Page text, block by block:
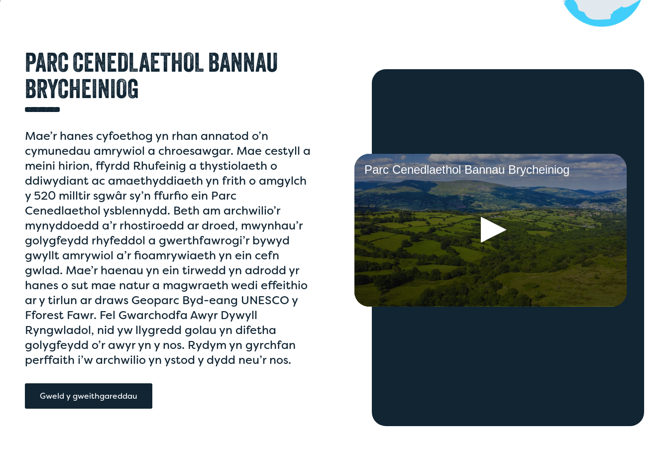
PARC CENEDLAETHOL BANNAU
BRYCHEINIOG
Mae’r hanes cyfoethog yn rhan annatod o’n
cymunedau amrywiol a chroesawgar. Mae cestyll a
meini hirion, ffyrdd Rhufeinig a thystiolaeth o
ddiwydiant ac amaethyddiaeth yn frith o amgylch
y 520 milltir sgwâr sy’n ffurfio ein Parc
Cenedlaethol ysblennydd. Beth am archwilio’r
mynyddoedd a’r rhostiroedd ar droed, mwynhau’r
golygfeydd rhyfeddol a gwerthfawrogi’r bywyd
gwyllt amrywiol a’r fioamrywiaeth yn ein cefn
gwlad. Mae’r haenau yn ein tirwedd yn adrodd yr
hanes o sut mae natur a magwraeth wedi effeithio
ar y tirlun ar draws Geoparc Byd-eang UNESCO y
Fforest Fawr. Fel Gwarchodfa Awyr Dywyll
Ryngwladol, nid yw llygredd golau yn difetha
golygfeydd o’r awyr yn y nos. Rydym yn gyrchfan
perffaith i’w archwilio yn ystod y dydd neu’r nos.
Gweld y gweithgareddau
Parc Cenedlaethol Bannau Brycheiniog